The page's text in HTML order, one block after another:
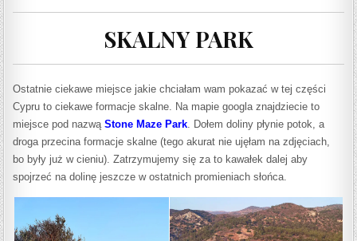
SKALNY PARK
Ostatnie ciekawe miejsce jakie chciałam wam pokazać w tej części
Cypru to ciekawe formacje skalne. Na mapie googla znajdziecie to
miejsce pod nazwąStone Maze Park Dołem doliny płynie potok, a
droga przecina formacje skalne (tego akurat nie ujęłam na zdjęciach,
bo były już w cieniu). Zatrzymujemy się za to kawałek dalej aby
spojrzeć na dolinę jeszcze w ostatnich promieniach słońca.